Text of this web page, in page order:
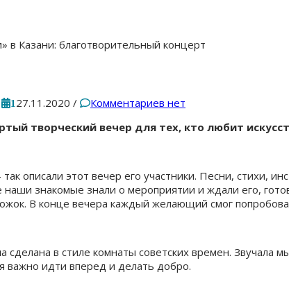
в Казани: благотворительный концерт
1 27.11.2020 /
Комментариев нет
творческий вечер для тех, кто любит
описали этот вечер его участники. Песни, стихи,
знакомые знали о мероприятии и ждали его,
В конце вечера каждый желающий смог
в стиле комнаты советских времен. Звучала
важно идти вперед и делать добро.